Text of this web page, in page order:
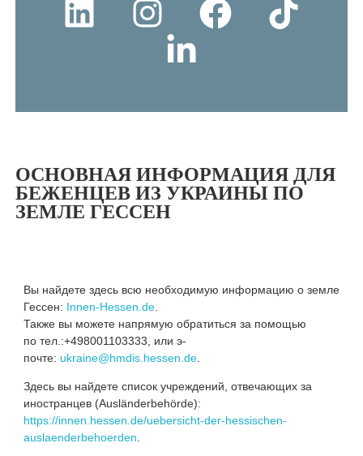
ОСНОВНАЯ ИНФОРМАЦИЯ ДЛЯ
БЕЖЕНЦЕВ ИЗ УКРАИНЫ ПО
ЗЕМЛЕ ГЕССЕН
Вы найдете здесь всю необходимую информацию о земле
Гессен: Innen-Hessen.de.
Также вы можете напрямую обратиться за помощью
по тел.:+498001103333, или э-
почте: ukraine@hmdis.hessen.de.
Здесь вы найдете список учреждений, отвечающих за
иностранцев (Ausländerbehörde):
https://innen.hessen.de/uebersicht-der-hessischen-
auslaenderbehoerden